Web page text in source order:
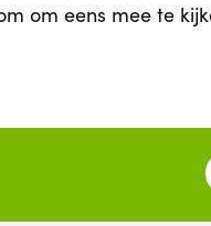
om eens mee te